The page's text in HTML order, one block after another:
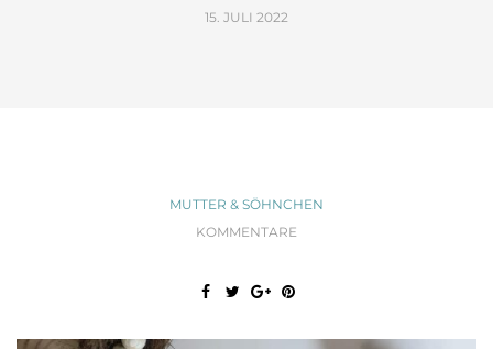
15. JULI 2022
MUTTER & SÖHNCHEN
KOMMENTARE